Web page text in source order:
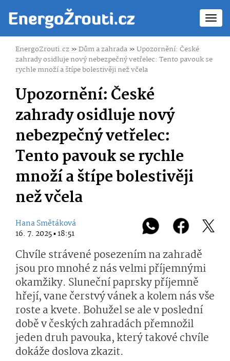
EnergoZrouti.cz»Dům a zahrada»Upozornění: České
zahrady osidluje nový nebezpečný vetřelec: Tento pavouk se
rychle množí a štípe bolestivěji než včela
Upozornění: České
zahrady osidluje nový
nebezpečný vetřelec:
Tento pavouk se rychle
množí a štípe bolestivěji
než včela
Hana Smětáková
16. 7. 2025 ▪ 18:51
Chvíle strávené posezením na zahradě
jsou pro mnohé z nás velmi příjemnými
okamžiky. Sluneční paprsky příjemně
hřejí, vane čerstvý vánek a kolem nás vše
roste a kvete. Bohužel se ale v poslední
době v českých zahradách přemnožil
jeden druh pavouka, který takové chvíle
dokáže doslova zkazit.